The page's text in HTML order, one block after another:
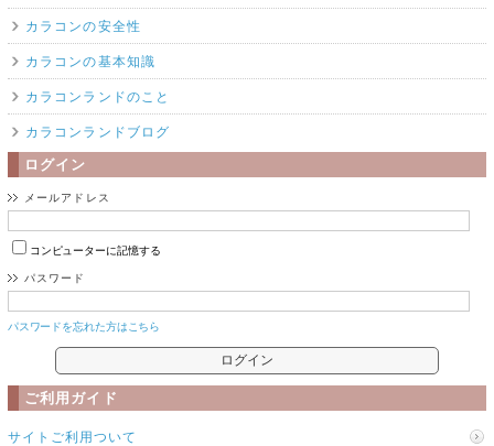
カラコンの安全性
カラコンの基本知識
カラコンランドのこと
カラコンランドブログ
ログイン
メールアドレス
コンピューターに記憶する
パスワード
パスワードを忘れた方はこちら
ご利用ガイド
サイトご利用ついて